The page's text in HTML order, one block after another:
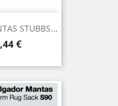
STUBBS...
€